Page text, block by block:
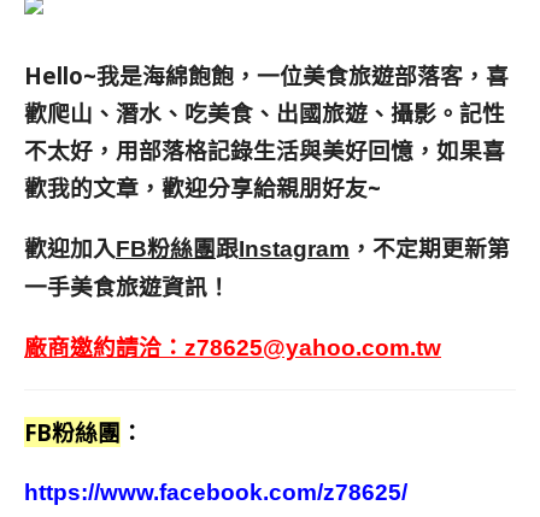
Hello~我是海綿飽飽，一位美食旅遊部落客， 喜
歡爬山、潛水、吃美食、出國旅遊、攝影。 記性
不太好，用部落格記錄生活與美好回憶， 如果喜
歡我的文章，歡迎分享給親朋好友~
歡迎加入FB粉絲團跟Instagram ，不定期更新第
一手美食旅遊資訊！
廠商邀約請洽： z78625@yahoo.com.tw
FB粉絲團 ：
https://www.facebook.com/z78625/